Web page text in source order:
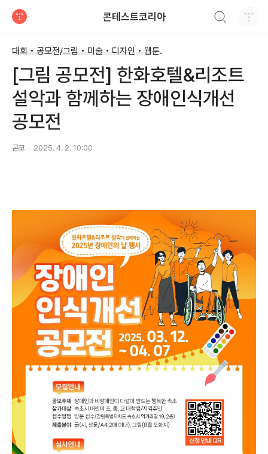
콘테스트코리아
대회 • 공모전/그림 • 미술 • 디자인 • 웹툰.
[그림 공모전] 한화호텔&리조트
설악과 함께하는 장애인식개선
공모전
콘코 2025. 4. 2. 10:00